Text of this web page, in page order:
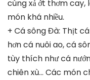
cùng xả ớt thơm
món khá nhiều.
+ Cá sông Đà: Thịt
hơn cá nuôi ao, cá
tùy thích như cá
chiên xù… Các món